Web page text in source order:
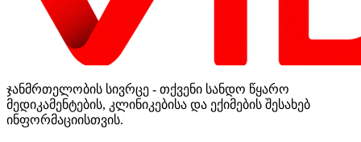
ჯანმრთელობის სივრცე - თქვენი სანდო წყარო
მედიკამენტების, კლინიკებისა და ექიმების შესახებ
ინფორმაციისთვის.